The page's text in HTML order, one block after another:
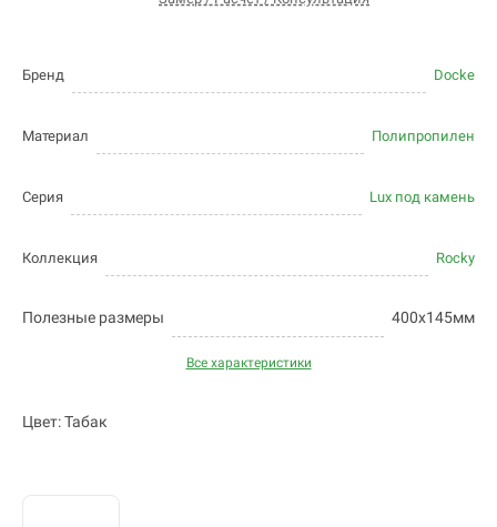
Бренд Docke
Материал Полипропилен
Серия Lux под камень
Коллекция Rocky
Полезные размеры 400х145мм
Все характеристики
Цвет: Табак